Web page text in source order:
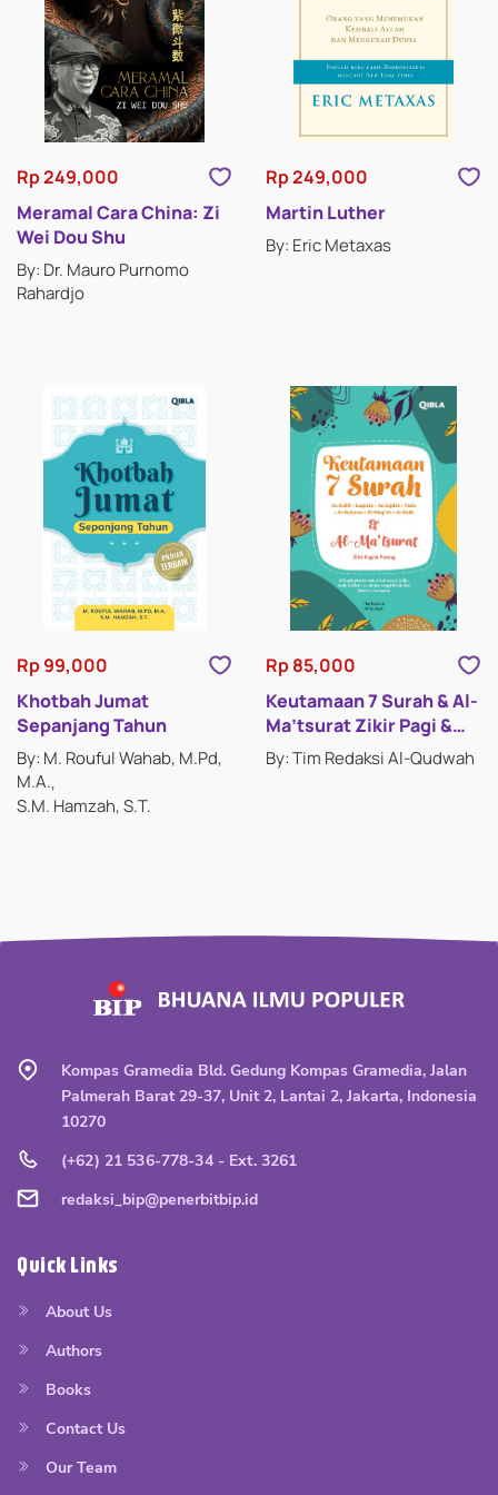
Rp 249,000
Meramal Cara China: Zi
Wei Dou Shu
By: Dr. Mauro Purnomo
Rahardjo
Rp 249,000
Martin Luther
By: Eric Metaxas
Rp 99,000
Khotbah Jumat
Sepanjang Tahun
By: M. Rouful Wahab, M.Pd,
M.A.
S.M. Hamzah, S.T.
Rp 85,000
Keutamaan 7 Surah & Al-
Ma’tsurat Zikir Pagi &
Petang
By: Tim Redaksi Al-Qudwah
Kompas Gramedia Bld. Gedung Kompas Gramedia, Jalan
Palmerah Barat 29-37, Unit 2, Lantai 2, Jakarta, Indonesia
10270
(+62) 21 536-778-34 - Ext. 3261
redaksi_bip@penerbitbip.id
Quick Links
About Us
Authors
Books
Contact Us
Our Team